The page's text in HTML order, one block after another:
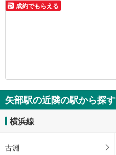
成約でもらえる
矢部駅の近隣の駅から探す
横浜線
古淵